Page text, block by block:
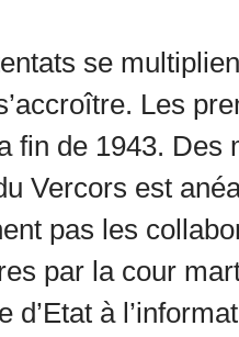
se
Les
fin de 1943. Des
Vercors est
pas les
par la cour
d’Etat à